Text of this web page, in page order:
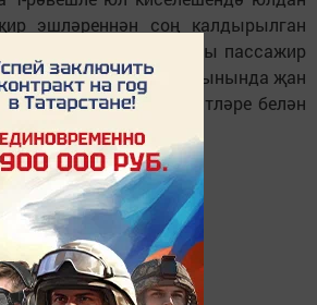
эшләреннән соң калдырылган
бәрелә. Нәтиҗәдә, алгы пассажир
хатын-кыз авария урынында җан
төрле тән җәрәхәтләре белән